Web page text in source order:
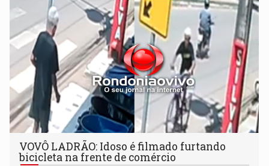
VOVÔ LADRÃO: Idoso é filmado furtando
bicicleta na frente de comércio